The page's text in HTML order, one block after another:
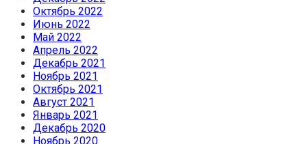
Октябрь 2022
Июнь 2022
Май 2022
Апрель 2022
Декабрь 2021
Ноябрь 2021
Октябрь 2021
Август 2021
Январь 2021
Декабрь 2020
Ноябрь 2020